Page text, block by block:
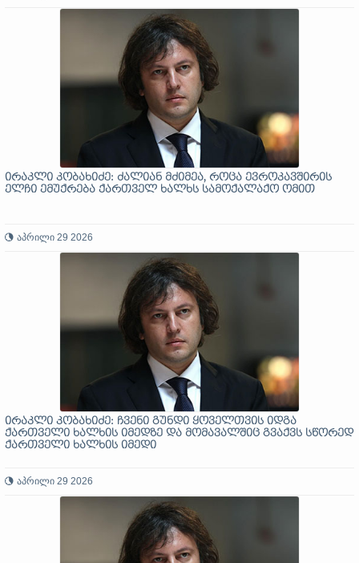
ირაკლი კობახიძე: ძალიან მძიმეა, როცა ევროკავშირის
ელჩი ემუქრება ქართველ ხალხს სამოქალაქო ომით
აპრილი 29 2026
ირაკლი კობახიძე: ჩვენი გუნდი ყოველთვის იდგა
ქართველი ხალხის იმედზე და მომავალშიც გვაქვს სწორედ
ქართველი ხალხის იმედი
აპრილი 29 2026